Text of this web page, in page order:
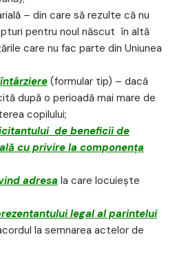
– din care să rezulte că nu
pentru noul născut în altă
care nu fac parte din Uniunea
(formular tip) – dacă
după o perioadă mai mare de
copilului;
de beneficii de
cu privire la componența
adresa la care locuiește
legal al parintelui
la semnarea actelor de